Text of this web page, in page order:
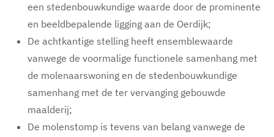
een stedenbouwkundige waarde door de prominente
en beeldbepalende ligging aan de Oerdijk;
De achtkantige stelling heeft ensemblewaarde
vanwege de voormalige functionele samenhang met
de molenaarswoning en de stedenbouwkundige
samenhang met de ter vervanging gebouwde
maalderij;
De molenstomp is tevens van belang vanwege de